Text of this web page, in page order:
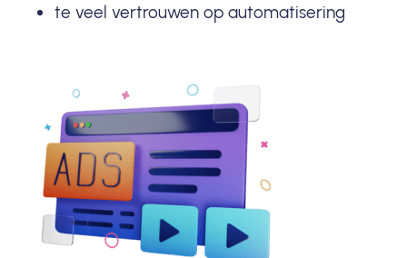
te veel vertrouwen op automatisering